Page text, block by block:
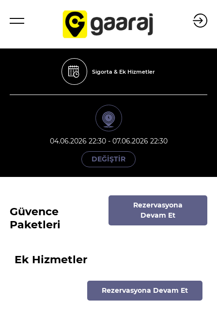
Sigorta & Ek Hizmetler
04.06.2026 22:30 - 07.06.2026 22:30
DEĞİŞTİR
Güvence
Paketleri
Rezervasyona
Devam Et
Ek Hizmetler
Rezervasyona Devam Et